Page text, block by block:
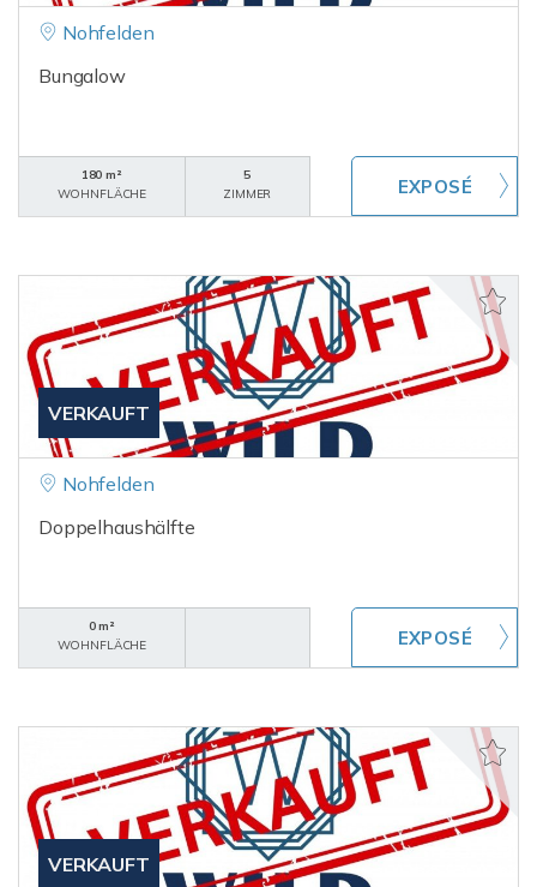
Nohfelden
Bungalow
180 m²
WOHNFLÄCHE
5
ZIMMER
VERKAUFT
Nohfelden
Doppelhaushälfte
0 m²
WOHNFLÄCHE
VERKAUFT